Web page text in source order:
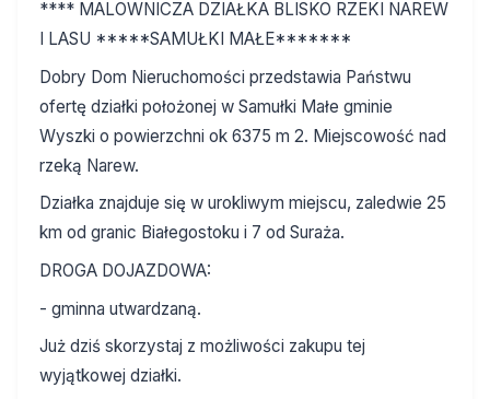
**** MALOWNICZA DZIAŁKA BLISKO RZEKI NAREW
I LASU *****SAMUŁKI MAŁE*******
Dobry Dom Nieruchomości przedstawia Państwu
ofertę działki położonej w Samułki Małe gminie
Wyszki o powierzchni ok 6375 m 2. Miejscowość nad
rzeką Narew.
Działka znajduje się w urokliwym miejscu, zaledwie 25
km od granic Białegostoku i 7 od Suraża.
DROGA DOJAZDOWA:
- gminna utwardzaną.
Już dziś skorzystaj z możliwości zakupu tej
wyjątkowej działki.